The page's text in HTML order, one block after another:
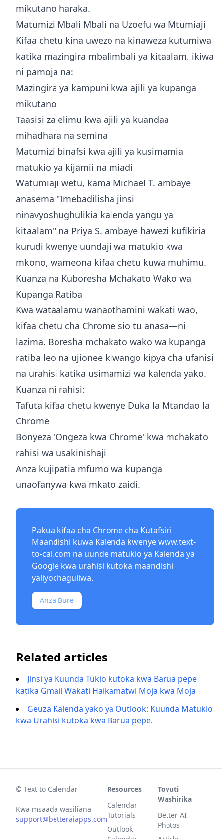
mikutano haraka.
Matumizi Mbali Mbali na Uzoefu wa Mtumiaji
Kifaa chetu kina uwezo na kinaweza kutumiwa
katika mazingira mbalimbali ya kitaalam, ikiwa
ni pamoja na:
Mazingira ya kampuni kwa ajili ya kupanga
mikutano
Taasisi za elimu kwa ajili ya kuandaa
mihadhara na semina
Matumizi binafsi kwa ajili ya kusimamia
matukio ya kijamii na miadi
Watumiaji wetu, kama Michael T. ambaye
anasema "Imebadilisha jinsi
ninavyoshughulikia kalenda yangu ya
kitaalam" na Priya S. ambaye hawezi kufikiria
kurudi kwenye uundaji wa matukio kwa
mkono, wameona kifaa chetu kuwa muhimu.
Kuanza na Kuboresha Mchakato Wako wa
Kupanga Ratiba
Kwa wataalamu wanaothamini wakati wao,
kifaa chetu cha Chrome sio tu anasa—ni
lazima. Boresha mchakato wako wa kupanga
ratiba leo na ujionee kiwango kipya cha ufanisi
na urahisi katika usimamizi wa kalenda yako.
Kuanza ni rahisi:
Tafuta kifaa chetu kwenye Duka la Mtandao la
Chrome
Bonyeza 'Ongeza kwa Chrome' kwa mchakato
rahisi wa usakinishaji
Anza kujipatia mfumo wa kupanga
unaofanywa kwa mkato zaidi.
Pakua kifaa cha Chrome cha Kutafsiri
Maandishi kuwa Kalenda kwenyewww.text-
to-cal.com na uunde matukio ya Kalenda ya
Google kwa urahisi kutoka maandishi
yaliyochaguliwa.
Anza Bure
Related articles
Jinsi ya Kuunda Tukio kutoka kwa Barua pepe
katika Gmail Wakati Haikamatwi Moja kwa Moja
Geuza Kalenda yako ya Outlook: Kuunda Matukio
kwa Urahisi kutoka kwa Barua pepe.
© Text to Calendar
Kwa msaada wasiliana
support@betteraiapps.com
Resources
Calendar
Tutorials
Outlook
Tovuti
Washirika
Better AI
Photos